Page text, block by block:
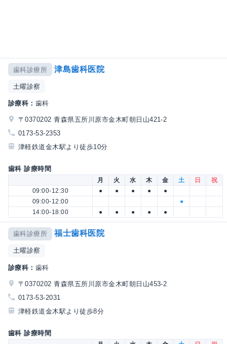
歯科診療所 津島歯科医院
土曜診察
診療科： 歯科
〒0370202 青森県五所川原市金木町朝日山421-2
0173-53-2353
津軽鉄道金木駅より徒歩10分
歯科 診療時間
月 火 水 木 金 土 日
祝
09:00-12:30
● ● ● ●
●
09:00-12:00
●
14:00-18:00
● ● ● ● ●
歯科診療所 福士歯科医院
土曜診察
診療科： 歯科
〒0370202 青森県五所川原市金木町朝日山453-2
0173-53-2031
津軽鉄道金木駅より徒歩8分
歯科 診療時間